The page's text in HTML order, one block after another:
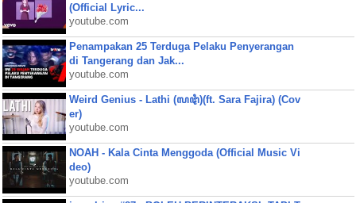
(Official Lyric...
youtube.com
Penampakan 25 Terduga Pelaku Penyerangan
di Tangerang dan Jak...
youtube.com
Weird Genius - Lathi (ꦭꦛꦶ)(ft. Sara Fajira) (Cov
er)
youtube.com
NOAH - Kala Cinta Menggoda (Official Music Vi
deo)
youtube.com